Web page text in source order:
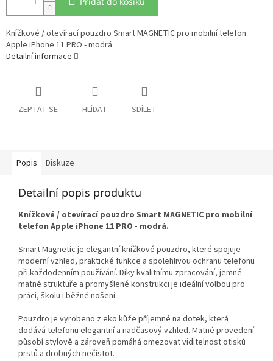
Knížkové / otevírací pouzdro Smart MAGNETIC pro mobilní telefon
Apple iPhone 11 PRO - modrá.
Detailní informace
ZEPTAT SE HLÍDAT SDÍLET
Popis Diskuze
Detailní popis produktu
Knížkové / otevírací pouzdro Smart MAGNETIC pro mobilní
telefon Apple iPhone 11 PRO - modrá.
Smart Magnetic je elegantní knížkové pouzdro, které spojuje
moderní vzhled, praktické funkce a spolehlivou ochranu telefonu
při každodenním používání. Díky kvalitnímu zpracování, jemné
matné struktuře a promyšlené konstrukci je ideální volbou pro
práci, školu i běžné nošení.
Pouzdro je vyrobeno z eko kůže příjemné na dotek, která
dodává telefonu elegantní a nadčasový vzhled. Matné provedení
působí stylově a zároveň pomáhá omezovat viditelnost otisků
prstů a drobných nečistot.